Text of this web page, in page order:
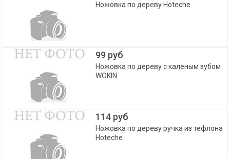
Ножовка по дереву Hoteche
99 руб
Ножовка по дереву с каленым зубом
WOKIN
114 руб
Ножовка по дереву ручка из тефлона
Hoteche